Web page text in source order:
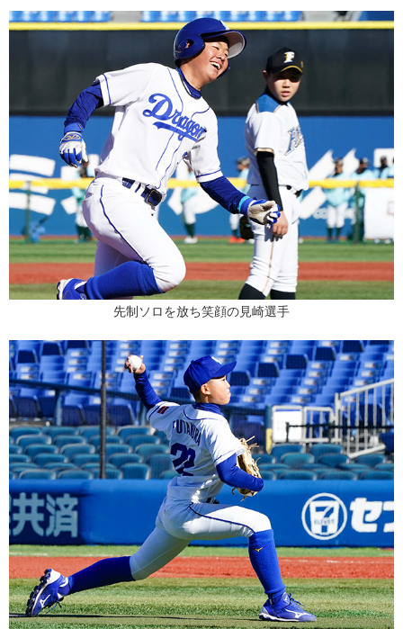
先制ソロを放ち笑顔の見崎選手